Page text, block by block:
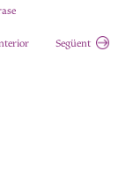
Següent